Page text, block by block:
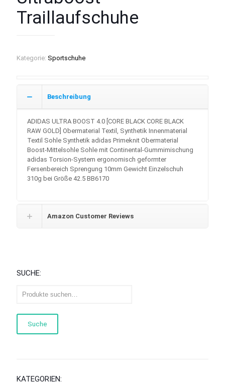
Traillaufschuhe
Kategorie: Sportschuhe
Beschreibung
ADIDAS ULTRA BOOST 4.0 [CORE BLACK CORE BLACK
RAW GOLD] Obermaterial Textil, Synthetik Innenmaterial
Textil Sohle Synthetik adidas Primeknit Obermaterial
Boost-Mittelsohle Sohle mit Continental-Gummimischung
adidas Torsion-System ergonomisch geformter
Fersenbereich Sprengung 10mm Gewicht Einzelschuh
310g bei Größe 42.5 BB6170
Amazon Customer Reviews
SUCHE:
Suche
KATEGORIEN: